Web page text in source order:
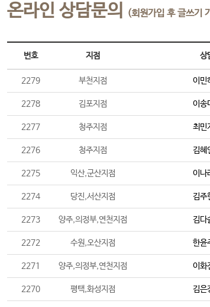
온라인 상담문의 (회원가입 후 글쓰기
번호 지점 상
2279 부천지점 이민
2278 김포지점 이송
2277 청주지점 최민
2276 청주지점 김혜
2275 익산,군산지점 이나
2274 당진,서산지점 김주
2273 양주,의정부,연천지점 김다
2272 수원,오산지점 한윤
2271 양주,의정부,연천지점 이화
2270 평택,화성지점 김은